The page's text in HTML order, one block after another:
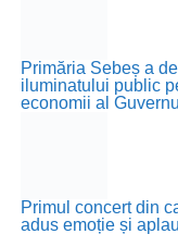
Primăria Sebeș a
iluminatului public
economii al
Primul concert din
adus emoție și